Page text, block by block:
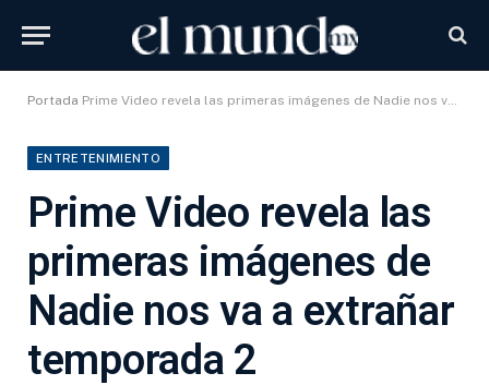
Portada Prime Video revela las primeras imágenes de Nadie nos va a extrañar temporada 2
ENTRETENIMIENTO
Prime Video revela las
primeras imágenes de
Nadie nos va a extrañar
temporada 2